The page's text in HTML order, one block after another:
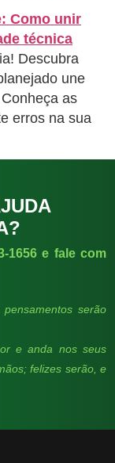
Descubra
une
as
erros na sua
1656 e fale com
serão
e anda nos seus
felizes serão, e